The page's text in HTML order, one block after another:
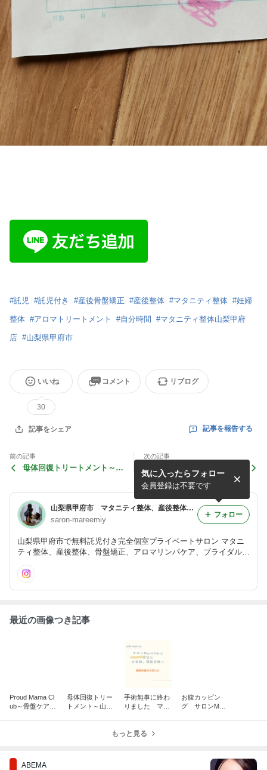
#託児 #託児付き #産後骨盤矯正 #産後整体 #マタニティ整体 #妊婦
整体 #アロマトリートメント #自分時間 #マタニティ整体山梨甲府
店 #山梨県甲府市
いいね
30
コメント リブログ
記事をシェア 記事を報告する
前の記事
母体回復トリートメント～山
次の記事
手術無事に終わりました マ
タニティ整体山梨～サロンM
areEmiy～
山梨県甲府市 マタニティ整体、産後整体 、骨盤矯正、アロマリンパケア、ブライダルケア～サロンMareEmiy～生きる力～
saron-mareemiy
山梨県甲府市で無料託児付き完全個室プライベートサロン マタニ
ティ整体、産後整体、骨盤矯正、アロマリンパケア、ブライダルケ
女性に末永く寄り添えるサロンを目指します。
気に入ったらフォロー
会員登録は不要です
フォロー
最近の画像つき記事
Proud Mama Cl
ub～骨盤ケア×
母体回復トリー
トメント～山梨
手術無事に終わ
りました マタ
miy～
お腹カッピン
グ サロンMare
もっと見る
ABEMA